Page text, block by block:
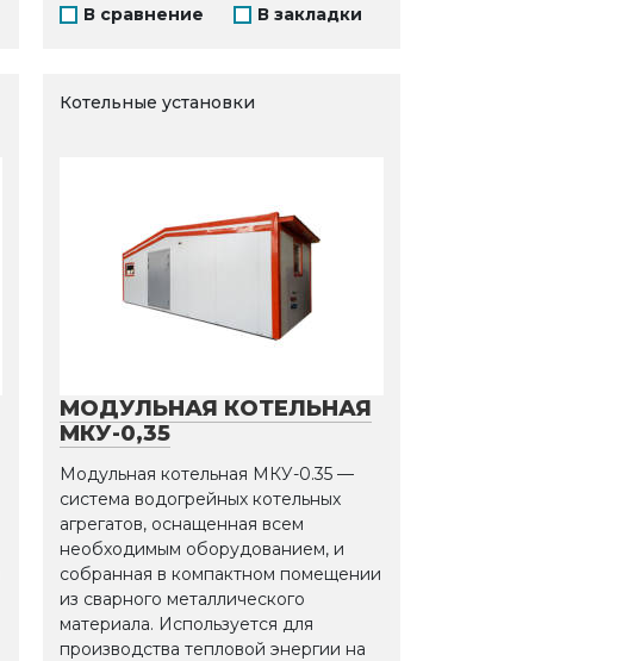
В сравнение В закладки
Котельные установки
МОДУЛЬНАЯ КОТЕЛЬНАЯ
МКУ-0,35
Модульная котельная МКУ-0.35 —
система водогрейных котельных
агрегатов, оснащенная всем
необходимым оборудованием, и
собранная в компактном помещении
из сварного металлического
материала. Используется для
производства тепловой энергии на